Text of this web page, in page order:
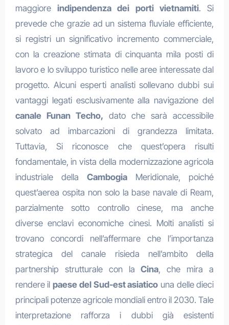
maggioreindipendenza dei porti vietnamiti. Si
prevede che grazie ad un sistema fluviale efficiente,
si registri un significativo incremento commerciale,
con la creazione stimata di cinquanta mila posti di
lavoro e lo sviluppo turistico nelle aree interessate dal
progetto. Alcuni esperti analisti sollevano dubbi sui
vantaggi legati esclusivamente alla navigazione del
canale Funan Techo, dato che sarà accessibile
solvato ad imbarcazioni di grandezza limitata.
Tuttavia, Si riconosce che quest’opera risulti
fondamentale, in vista della modernizzazione agricola
industriale della Cambogia Meridionale, poiché
quest’aerea ospita non solo la base navale di Ream,
parzialmente sotto controllo cinese, ma anche
diverse enclavi economiche cinesi. Molti analisti si
trovano concordi nell’affermare che l’importanza
strategica del canale risieda nell’ambito della
partnership strutturale con laCina, che mira a
rendere ilpaese del Sud-est asiatico una delle dieci
principali potenze agricole mondiali entro il 2030. Tale
interpretazione rafforza i dubbi già esistenti